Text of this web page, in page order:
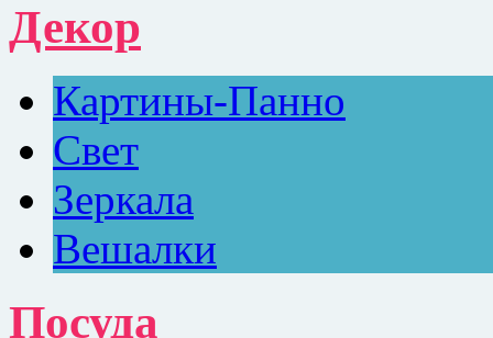
Декор
Картины-Панно
Свет
Зеркала
Вешалки
Посуда